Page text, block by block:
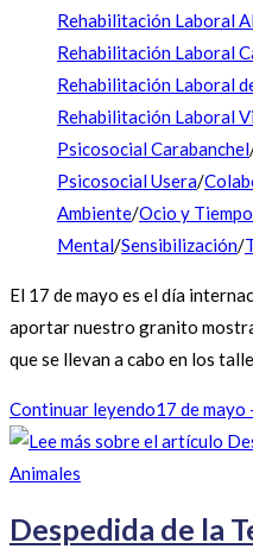
Rehabilitación Laboral
Rehabilitación Laboral
Rehabilitación Laboral
Rehabilitación Laboral
Psicosocial Carabanchel
Psicosocial Usera/
Ambiente/Ocio y
Mental/Sensibilización/
El 17 de mayo es el día
aportar nuestro granito
que se llevan a cabo en los
Continuar leyendo17 de
Despedida de la